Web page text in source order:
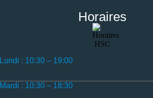
Horaires
Lundi : 10:30 – 19:00
Mardi : 10:30 – 18:30